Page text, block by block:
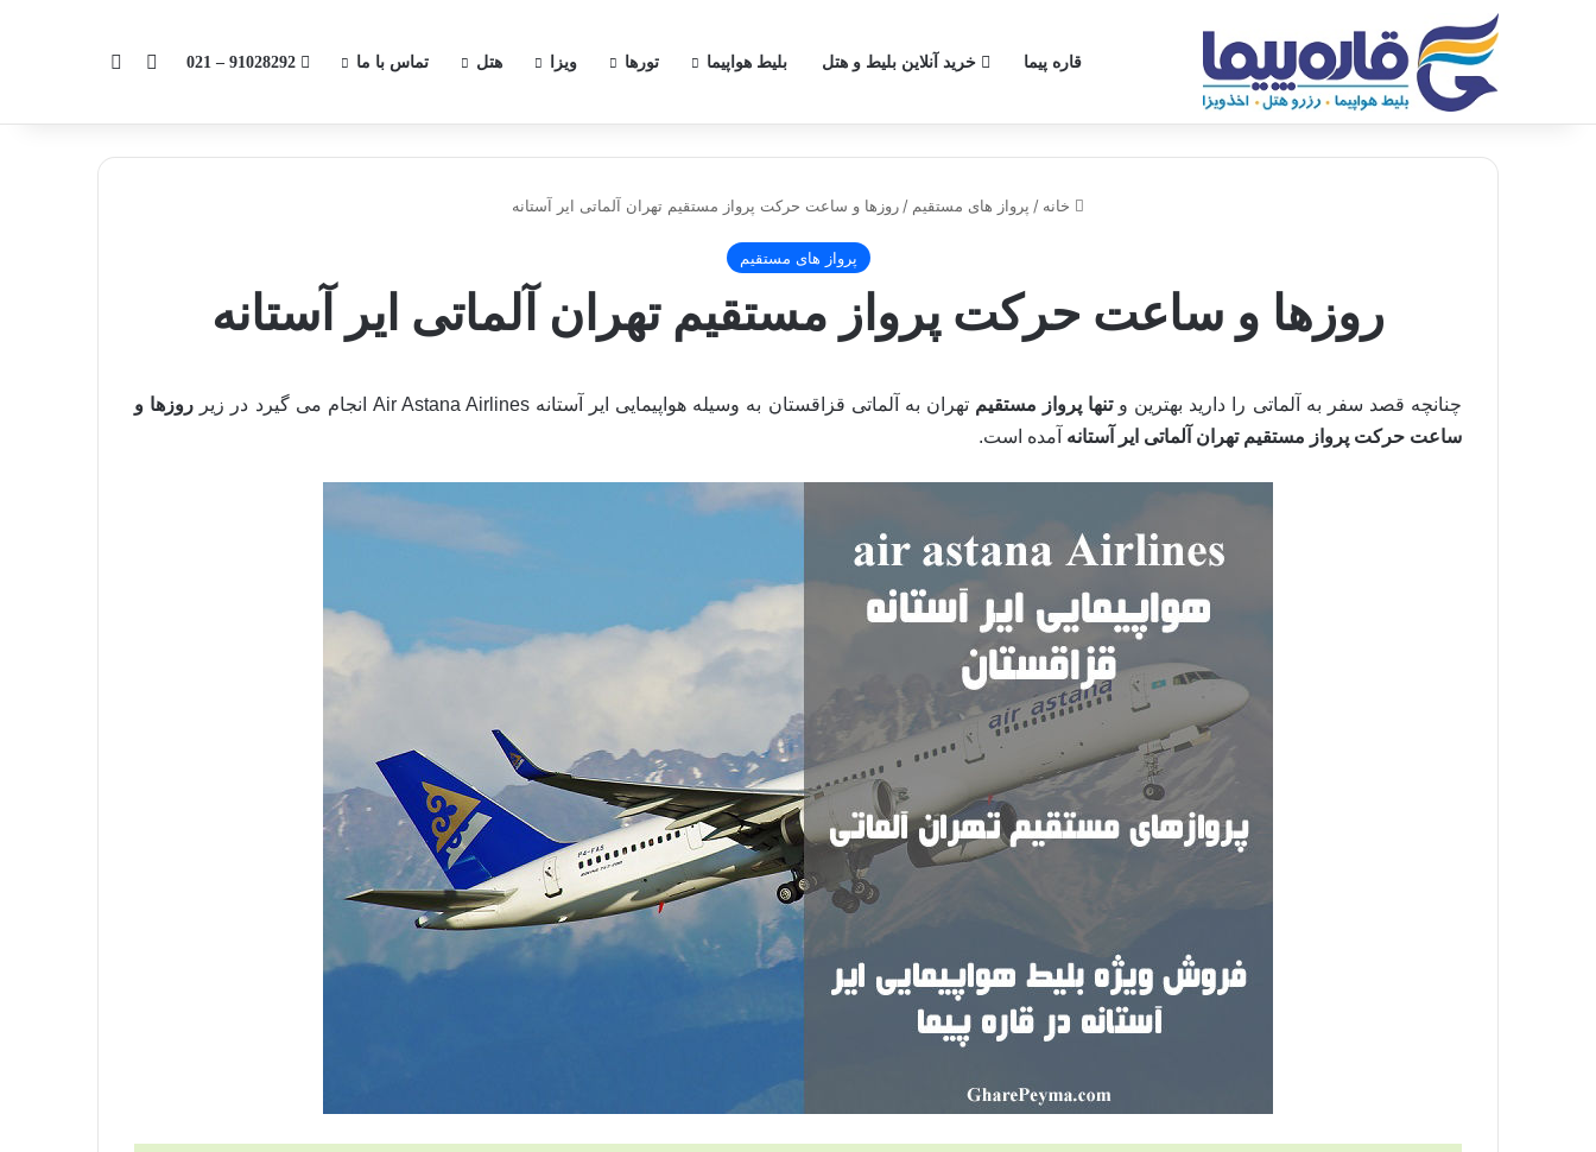
قاره پیما خرید آنلاین بلیط و هتل بلیط هواپیما تورها ویزا هتل تماس با ما 91028292 – 021 اینستاگرام
یکشنبه, آگوست 9 2026 فروش های ویژه قاره پیما
بلیط مشهد - کابل و مزارشریف
خانه / پرواز های مستقیم / روزها و ساعت حرکت پرواز مستقیم تهران آلماتی ایر آستانه
پرواز های مستقیم
روزها و ساعت حرکت پرواز مستقیم تهران آلماتی ایر آستانه
چنانچه قصد سفر به آلماتی را دارید بهترین وتنها پرواز مستقیم تهران به آلماتی قزاقستان به وسیله هواپیمایی ایر آستانه Air Astana Airlines انجام می گیرد در زیر
روزها و
ساعت حرکت پرواز مستقیم تهران آلماتی ایر آستانه آمده است.